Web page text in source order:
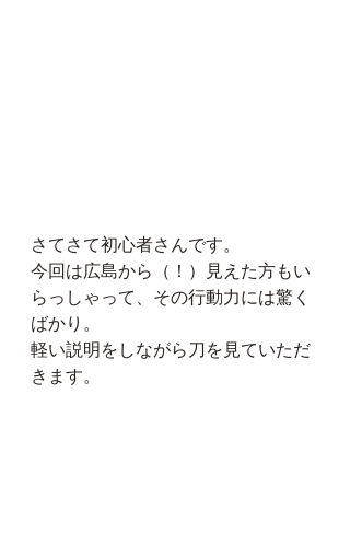
さてさて初心者さんです。
今回は広島から（！）見えた方もい
らっしゃって、その行動力には驚く
ばかり。
軽い説明をしながら刀を見ていただ
きます。